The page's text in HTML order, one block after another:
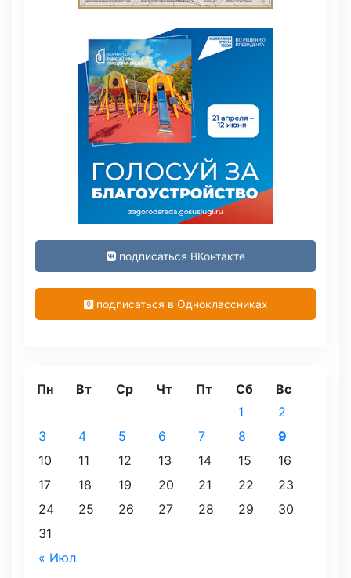
подписаться ВКонтакте
подписаться в Одноклассниках
Пн Вт Ср Чт Пт Сб Вс
« Июл
1
2
3
4 5 6 7 8
9
10
11 12 13 14 15
16
17
18 19 20 21 22
23
24
25 26 27 28 29
30
31